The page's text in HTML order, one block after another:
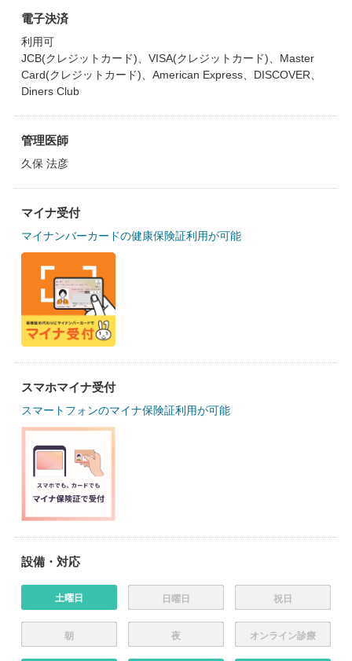
電子決済
利用可
JCB(クレジットカード)、VISA(クレジットカード)、Master
Card(クレジットカード)、American Express、DISCOVER、
Diners Club
管理医師
久保 法彦
マイナ受付
マイナンバーカードの健康保険証利用が可能
スマホマイナ受付
スマートフォンのマイナ保険証利用が可能
設備・対応
土曜日 日曜日 祝日
朝 夜 オンライン診療